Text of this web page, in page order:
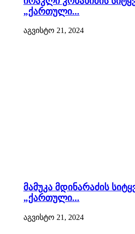
„ქართული...
აგვისტო 21, 2024
მამუკა მდინარაძის
„ქართული...
აგვისტო 21, 2024